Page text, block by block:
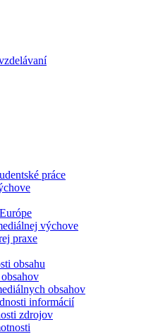
práce
výchove
praxe
obsahu
obsahov
informácií
zdrojov